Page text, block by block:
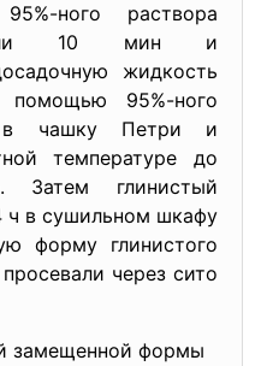
ного раствора
10 мин и
жидкость
95%-ного
в чашку Петри и
температуре до
Затем глинистый
ч в сушильном шкафу
форму глинистого
через сито
замещенной формы